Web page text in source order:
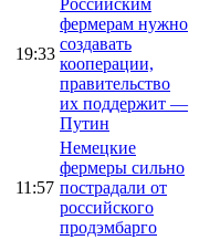
19:33
фермерам нужно
создавать
кооперации,
правительство
их поддержит —
Путин
11:57
Немецкие
фермеры сильно
пострадали от
российского
продэмбарго